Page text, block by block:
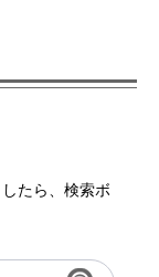
たら、検索ボ